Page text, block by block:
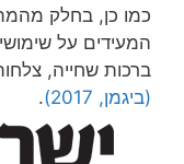
כמו כן, בחלק
המעידים על
ברכות שחייה,
(ביגמן, 2017)
.